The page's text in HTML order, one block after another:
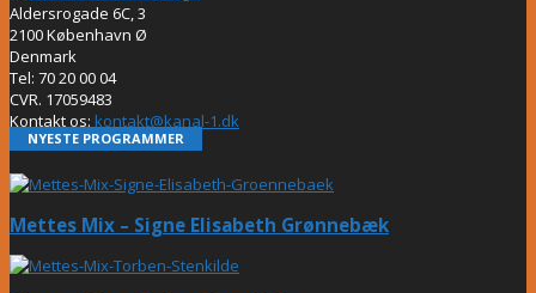
Aldersrogade 6C, 3
2100 København Ø
Denmark
Tel: 70 20 00 04
CVR. 17059483
Kontakt os: kontakt@kanal-1.dk
NYESTE PROGRAMMER
Mettes Mix – Signe Elisabeth Grønnebæk